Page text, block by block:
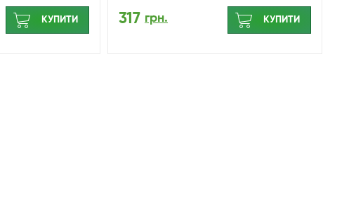
КУПИТИ 317 грн. КУПИТИ